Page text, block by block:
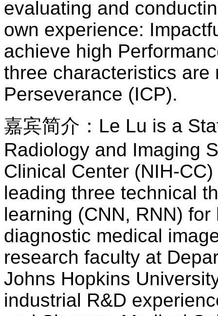
evaluating and
own experience:
achieve high
three characteristics
Perseverance (ICP).
嘉宾简介 ： Le Lu is a
Radiology and Imaging
Clinical Center (NIH-
leading three technical
learning (CNN, RNN)
diagnostic medical
research faculty at
Johns Hopkins
industrial R&D